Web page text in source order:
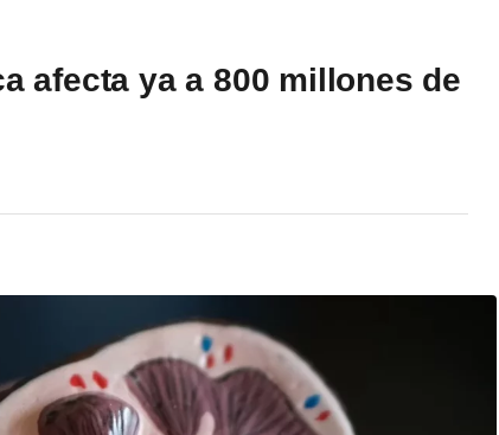
afecta ya a 800 millones de